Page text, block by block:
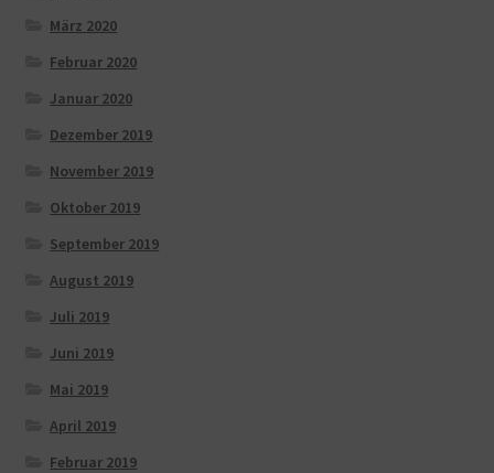
März 2020
Februar 2020
Januar 2020
Dezember 2019
November 2019
Oktober 2019
September 2019
August 2019
Juli 2019
Juni 2019
Mai 2019
April 2019
Februar 2019